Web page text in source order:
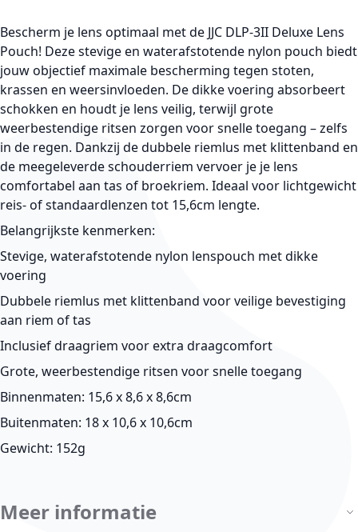
Bescherm je lens optimaal met de JJC DLP-3II Deluxe Lens
Pouch! Deze stevige en waterafstotende nylon pouch biedt
jouw objectief maximale bescherming tegen stoten,
krassen en weersinvloeden. De dikke voering absorbeert
schokken en houdt je lens veilig, terwijl grote
weerbestendige ritsen zorgen voor snelle toegang – zelfs
in de regen. Dankzij de dubbele riemlus met klittenband en
de meegeleverde schouderriem vervoer je je lens
comfortabel aan tas of broekriem. Ideaal voor lichtgewicht
reis- of standaardlenzen tot 15,6cm lengte.
Belangrijkste kenmerken:
Stevige, waterafstotende nylon lenspouch met dikke
voering
Dubbele riemlus met klittenband voor veilige bevestiging
aan riem of tas
Inclusief draagriem voor extra draagcomfort
Grote, weerbestendige ritsen voor snelle toegang
Binnenmaten: 15,6 x 8,6 x 8,6cm
Buitenmaten: 18 x 10,6 x 10,6cm
Gewicht: 152g
Meer informatie